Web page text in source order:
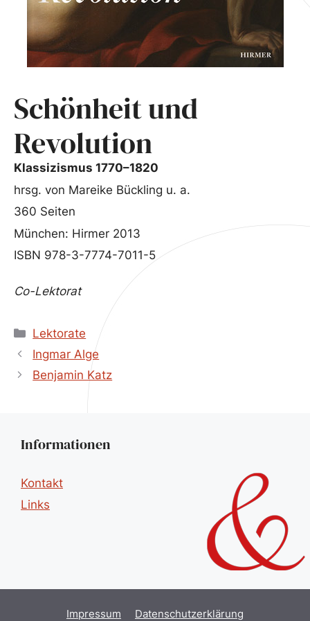
Schönheit und
Revolution
Klassizismus 1770–1820
hrsg. von Mareike Bückling u. a.
360 Seiten
München: Hirmer 2013
ISBN 978-3-7774-7011-5
Co-Lektorat
Kategorien
Lektorate
Ingmar Alge
Benjamin Katz
Informationen
Kontakt
Links
Impressum Datenschutzerklärung